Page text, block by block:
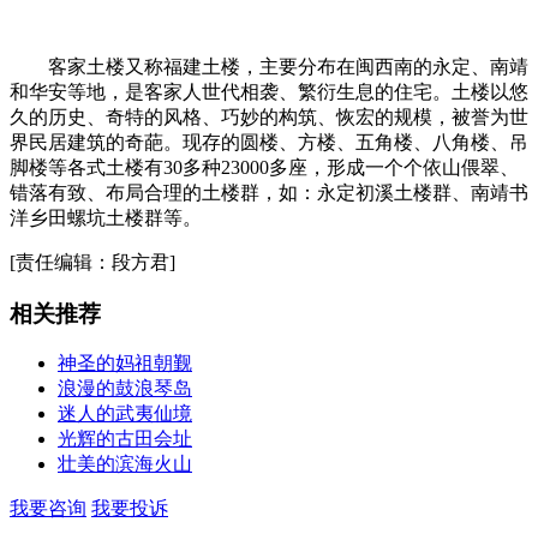
客家土楼又称福建土楼，主要分布在闽西南的永定、南靖
和华安等地，是客家人世代相袭、繁衍生息的住宅。土楼以悠
久的历史、奇特的风格、巧妙的构筑、恢宏的规模，被誉为世
界民居建筑的奇葩。现存的圆楼、方楼、五角楼、八角楼、吊
脚楼等各式土楼有30多种23000多座，形成一个个依山偎翠、
错落有致、布局合理的土楼群，如：永定初溪土楼群、南靖书
洋乡田螺坑土楼群等。
[责任编辑：段方君]
相关推荐
神圣的妈祖朝觐
浪漫的鼓浪琴岛
迷人的武夷仙境
光辉的古田会址
壮美的滨海火山
我要咨询 我要投诉